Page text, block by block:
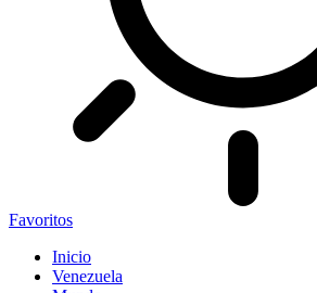
Favoritos
Inicio
Venezuela